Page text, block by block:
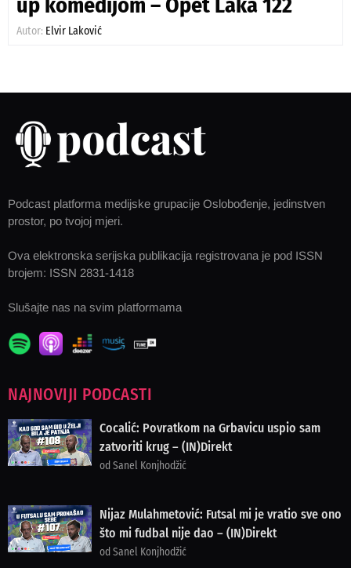
Autor: Elvir Laković
Podcast platforma medijske grupacije Oslobođenje, jedinstven
prostor, po tvojoj mjeri.
Ova elektronska serijska publikacija registrovana je pod ISSN
brojem: ISSN 2831-1418
Slušajte nas na svim platformama
NAJNOVIJI PODCASTI
Cocalić: Povratkom na Grbavicu uspio sam
zatvoriti krug – (IN)Direkt
od Sanel Konjhodžić
Nijaz Mulahmetović: Futsal mi je vratio sve ono
što mi fudbal nije dao – (IN)Direkt
od Sanel Konjhodžić